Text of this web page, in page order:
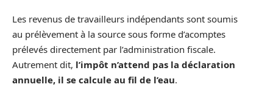
Les revenus de travailleurs indépendants sont soumis
au prélèvement à la source sous forme d’acomptes
prélevés directement par l’administration fiscale.
Autrement dit, l’impôt n’attend pas la déclaration
annuelle, il se calcule au fil de l’eau.